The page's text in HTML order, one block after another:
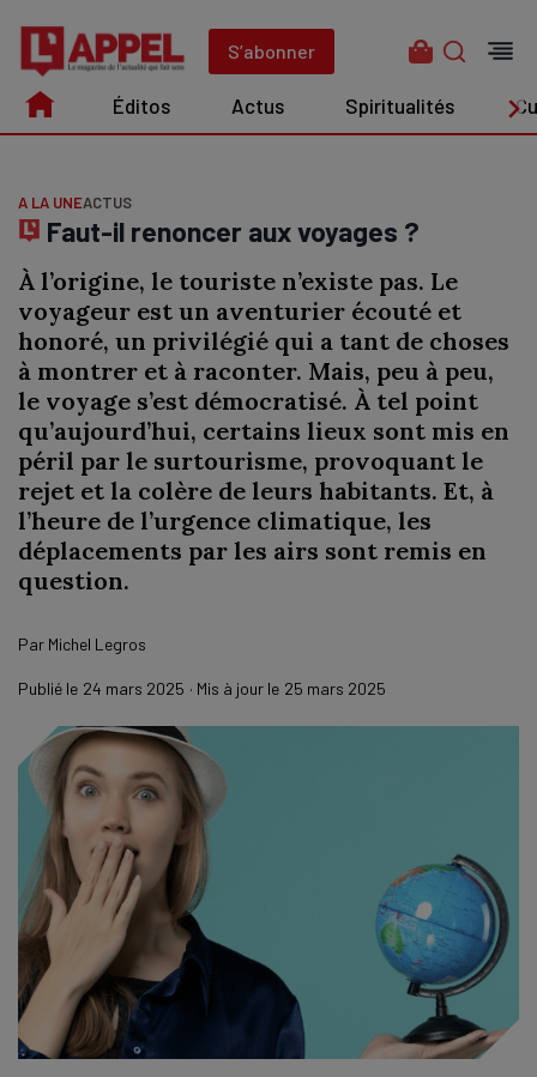
contenu
S’abonner
Édito Actus Spiritualités Culture
Éditos Actus Spiritualités
A LA UNEACTUS
Faut-il renoncer aux voyages ?
À l’origine, le touriste n’existe pas. Le
voyageur est un aventurier écouté et
honoré, un privilégié qui a tant de choses
à montrer et à raconter. Mais, peu à peu,
le voyage s’est démocratisé. À tel point
qu’aujourd’hui, certains lieux sont mis en
péril par le surtourisme, provoquant le
rejet et la colère de leurs habitants. Et, à
l’heure de l’urgence climatique, les
déplacements par les airs sont remis en
question.
Par Michel Legros
Publié le 24 mars 2025 · Mis à jour le 25 mars 2025